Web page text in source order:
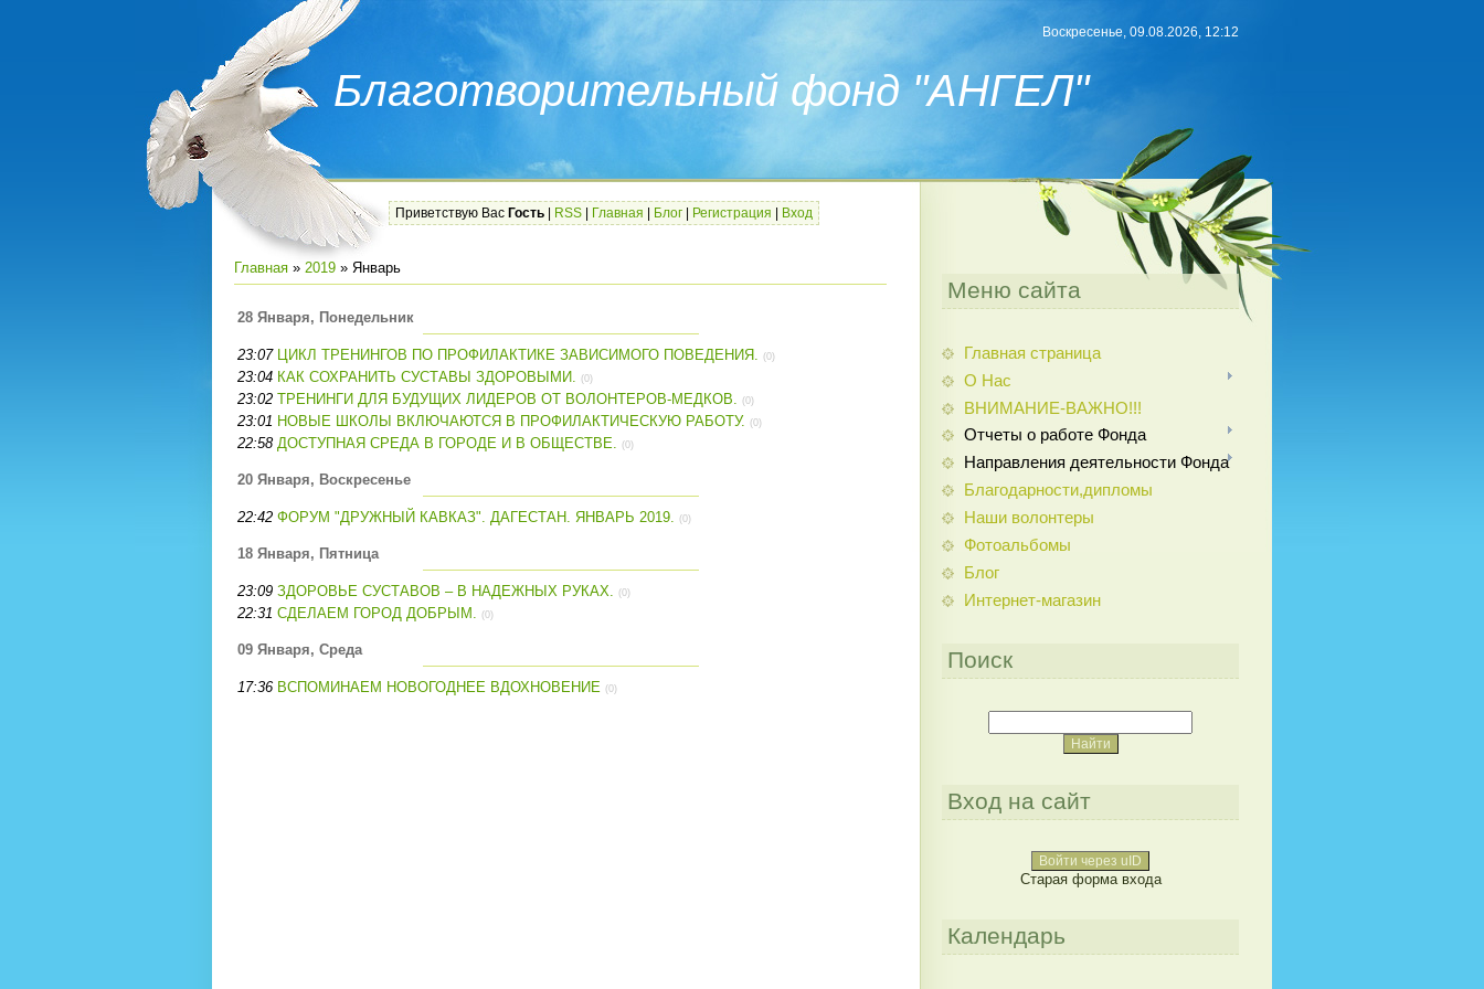
Благотворительный фонд "АНГЕЛ"
Воскресенье, 09.08.2026, 12:12
Приветствую Вас Гость RSS Главная Блог Регистрация Вход
Главная » 2019 » Январь
28 Января, Понедельник
23:07 ЦИКЛ ТРЕНИНГОВ ПО ПРОФИЛАКТИКЕ ЗАВИСИМОГО ПОВЕДЕНИЯ. (0)
23:04 КАК СОХРАНИТЬ СУСТАВЫ ЗДОРОВЫМИ. (0)
23:02 ТРЕНИНГИ ДЛЯ БУДУЩИХ ЛИДЕРОВ ОТ ВОЛОНТЕРОВ-МЕДКОВ. (0)
23:01 НОВЫЕ ШКОЛЫ ВКЛЮЧАЮТСЯ В ПРОФИЛАКТИЧЕСКУЮ РАБОТУ. (0)
22:58 ДОСТУПНАЯ СРЕДА В ГОРОДЕ И В ОБЩЕСТВЕ. (0)
20 Января, Воскресенье
22:42 ФОРУМ "ДРУЖНЫЙ КАВКАЗ". ДАГЕСТАН. ЯНВАРЬ 2019. (0)
18 Января, Пятница
23:09 ЗДОРОВЬЕ СУСТАВОВ – В НАДЕЖНЫХ РУКАХ. (0)
22:31 СДЕЛАЕМ ГОРОД ДОБРЫМ. (0)
09 Января, Среда
17:36 ВСПОМИНАЕМ НОВОГОДНЕЕ ВДОХНОВЕНИЕ (0)
Меню сайта
Главная страница
О Нас
ВНИМАНИЕ-ВАЖНО!!!
Отчеты о работе Фонда
Направления деятельности Фонда
Благодарности,дипломы
Наши волонтеры
Фотоальбомы
Блог
Интернет-магазин
Поиск
Вход на сайт
Войти через uID
Старая форма входа
Календарь